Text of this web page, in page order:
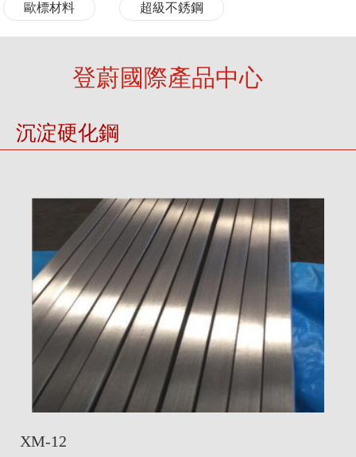
歐標材料 超級不銹鋼
登蔚國際產品中心
沉淀硬化鋼
XM-12